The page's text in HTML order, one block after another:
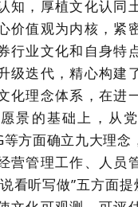
知，厚植文化认同
价值观为内核，紧
行业文化和自身特
级迭代，精心构建
化理念体系，在进
景的基础上，从
等方面确立九大理念
营管理工作、人员
看听写做”五方面提